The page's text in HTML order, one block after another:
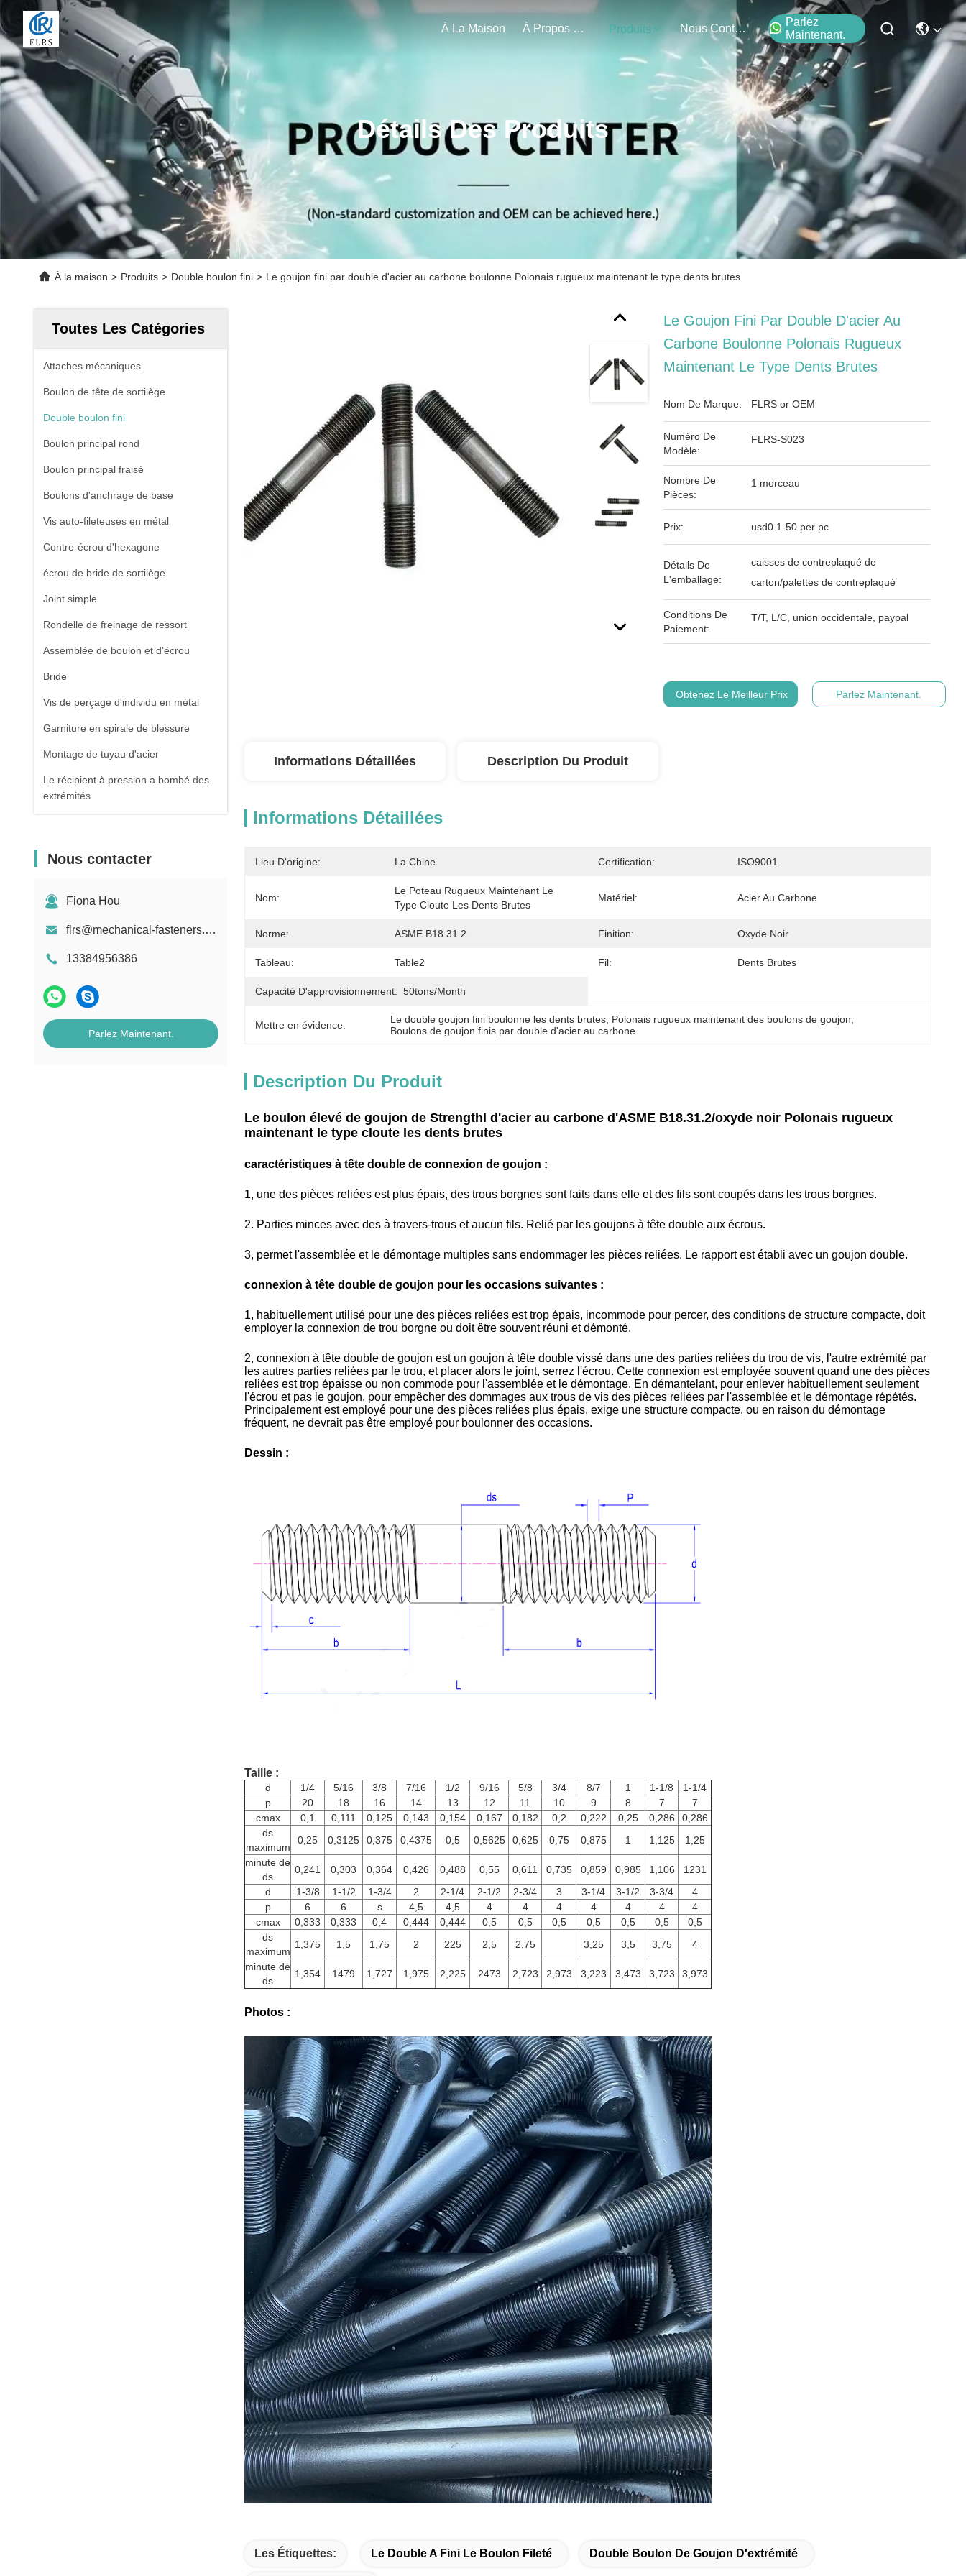
À La Maison À Propos De Nous Produits Nous Contacter
Parlez
Maintenant.
Détails Des Produits
À la maison > Produits > Double boulon fini > Le goujon fini par double d'acier au carbone boulonne Polonais rugueux maintenant le type dents brutes
Toutes Les Catégories
Attaches mécaniques
Boulon de tête de sortilège
Double boulon fini
Boulon principal rond
Boulon principal fraisé
Boulons d'anchrage de base
Vis auto-fileteuses en métal
Contre-écrou d'hexagone
écrou de bride de sortilège
Joint simple
Rondelle de freinage de ressort
Assemblée de boulon et d'écrou
Bride
Vis de perçage d'individu en métal
Garniture en spirale de blessure
Montage de tuyau d'acier
Le récipient à pression a bombé des
extrémités
Nous contacter
Fiona Hou
flrs@mechanical-fasteners.com
13384956386
Parlez Maintenant.
Le Goujon Fini Par Double D'acier Au
Carbone Boulonne Polonais Rugueux
Maintenant Le Type Dents Brutes
Nom De Marque: FLRS or OEM
Numéro De
Modèle:
FLRS-S023
Nombre De
Pièces:
1 morceau
Prix: usd0.1-50 per pc
Détails De
L'emballage:
caisses de contreplaqué de
carton/palettes de contreplaqué
Conditions De
Paiement:
T/T, L/C, union occidentale, paypal
Obtenez Le Meilleur Prix Parlez Maintenant.
Informations Détaillées Description Du Produit
Informations Détaillées
Lieu D'origine: La Chine Certification: ISO9001
Nom:
Le Poteau Rugueux Maintenant Le
Type Cloute Les Dents Brutes
Matériel: Acier Au Carbone
Norme: ASME B18.31.2 Finition: Oxyde Noir
Tableau: Table2 Fil: Dents Brutes
Capacité D'approvisionnement: 50tons/month
Mettre en évidence: Le double goujon fini boulonne les dents brutes Polonais rugueux maintenant des boulons de goujon
Boulons de goujon finis par double d'acier au carbone
Description Du Produit
Le boulon élevé de goujon de Strengthl d'acier au carbone d'ASME B18.31.2/oxyde noir Polonais rugueux
maintenant le type cloute les dents brutes
caractéristiques à tête double de connexion de goujon :
1, une des pièces reliées est plus épais, des trous borgnes sont faits dans elle et des fils sont coupés dans les trous borgnes.
2. Parties minces avec des à travers-trous et aucun fils. Relié par les goujons à tête double aux écrous.
3, permet l'assemblée et le démontage multiples sans endommager les pièces reliées. Le rapport est établi avec un goujon double.
connexion à tête double de goujon pour les occasions suivantes :
1, habituellement utilisé pour une des pièces reliées est trop épais, incommode pour percer, des conditions de structure compacte, doit
employer la connexion de trou borgne ou doit être souvent réuni et démonté.
2, connexion à tête double de goujon est un goujon à tête double vissé dans une des parties reliées du trou de vis, l'autre extrémité par
les autres parties reliées par le trou, et placer alors le joint, serrez l'écrou. Cette connexion est employée souvent quand une des pièces
reliées est trop épaisse ou non commode pour l'assemblée et le démontage. En démantelant, pour enlever habituellement seulement
l'écrou et pas le goujon, pour empêcher des dommages aux trous de vis des pièces reliées par l'assemblée et le démontage répétés.
Principalement est employé pour une des pièces reliées plus épais, exige une structure compacte, ou en raison du démontage
fréquent, ne devrait pas être employé pour boulonner des occasions.
Dessin :
Taille :
d 1/4 5/16 3/8 7/16 1/2 9/16 5/8 3/4 8/7 1 1-1/8
1-1/4
p
20 18 16 14 13 12 11 10 9 8 7
7
cmax
0,1 0,111 0,125 0,143 0,154 0,167 0,182 0,2 0,222 0,25 0,286
0,286
ds
maximum
0,25 0,3125 0,375 0,4375 0,5 0,5625 0,625 0,75 0,875 1 1,125
1,25
minute de
ds
0,241 0,303 0,364 0,426 0,488 0,55 0,611 0,735 0,859 0,985 1,106
1231
d
1-3/8 1-1/2 1-3/4 2 2-1/4 2-1/2 2-3/4 3 3-1/4 3-1/2 3-3/4
4
p
6 6 s 4,5 4,5 4 4 4 4 4 4
4
cmax
0,333 0,333 0,4 0,444 0,444 0,5 0,5 0,5 0,5 0,5 0,5
0,5
ds
maximum
1,375 1,5 1,75 2 225 2,5 2,75 3,25 3,5 3,75
4
minute de
ds
1,354 1479 1,727 1,975 2,225 2473 2,723 2,973 3,223 3,473 3,723 3,973
Photos :
Les Étiquettes: Le Double A Fini Le Boulon Fileté Double Boulon De Goujon D'extrémité